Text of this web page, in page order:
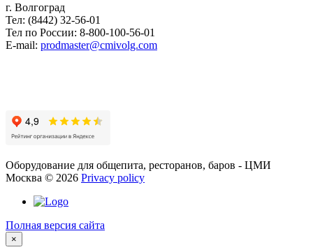
г. Волгоград
Тел: (8442) 32-56-01
Тел по России: 8-800-100-56-01
E-mail: prodmaster@cmivolg.com
Оборудование для общепита, ресторанов, баров - ЦМИ
Москва © 2026 Privacy policy
Полная версия сайта
×